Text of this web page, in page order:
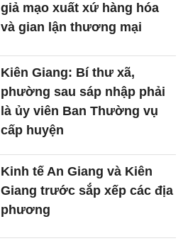
giả mạo xuất xứ hàng hóa
và gian lận thương mại
Kiên Giang: Bí thư xã,
phường sau sáp nhập phải
là ủy viên Ban Thường vụ
cấp huyện
Kinh tế An Giang và Kiên
Giang trước sắp xếp các địa
phương